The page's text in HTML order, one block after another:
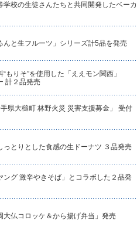
学校の生徒さんたちと共同開発したベーカ
んと生フルーツ」シリーズ計5品を発売
もりそ”を使用した「ええモン関西」
計２品発売
県大槌町 林野火災 災害支援募金」 受付
っとりとした食感の生ドーナツ ３品発売
ング 激辛やきそば」とコラボした２品発
大仏コロッケ＆から揚げ弁当」発売